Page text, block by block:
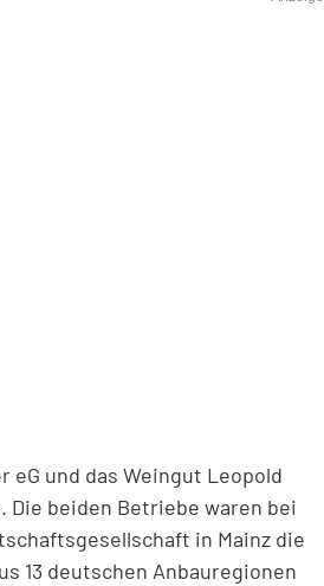
und das Weingut Leopold
Die beiden Betriebe waren bei
in Mainz die
13 deutschen Anbauregionen